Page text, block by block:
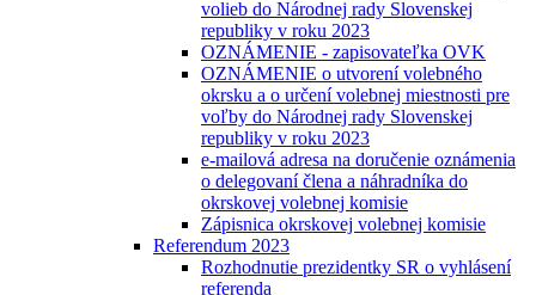
volieb do Národnej rady Slovenskej
republiky v roku 2023
OZNÁMENIE - zapisovateľka OVK
OZNÁMENIE o utvorení volebného
okrsku a o určení volebnej miestnosti pre
voľby do Národnej rady Slovenskej
republiky v roku 2023
e-mailová adresa na doručenie oznámenia
o delegovaní člena a náhradníka do
okrskovej volebnej komisie
Zápisnica okrskovej volebnej komisie
Referendum 2023
Rozhodnutie prezidentky SR o vyhlásení
referenda